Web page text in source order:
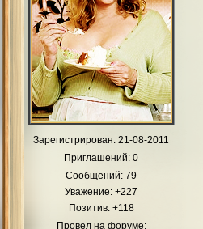
Зарегистрирован: 21-08-2011
Приглашений: 0
Сообщений: 79
Уважение: +227
Позитив: +118
Провел на форуме: